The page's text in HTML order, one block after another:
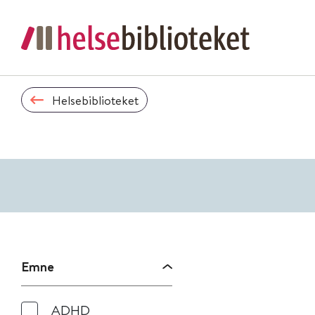
Helsebiblioteket
Emne
ADHD